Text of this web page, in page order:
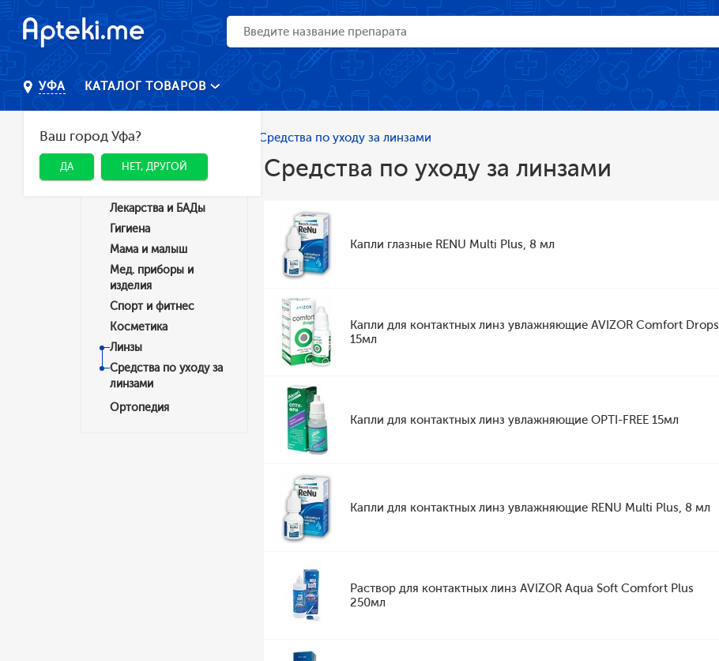
УФА
Ваш город Уфа?
ДА НЕТ, ДРУГОЙ
КАТАЛОГ ТОВАРОВ
Главная Каталог Средства по уходу за линзами
Категории
Лекарства и БАДы
Гигиена
Мама и малыш
Мед. приборы и
изделия
Спорт и фитнес
Косметика
Линзы
Средства по уходу за
линзами
Ортопедия
Средства по уходу за линзами
Капли глазные RENU Multi Plus, 8 мл
Капли для контактных линз увлажняющие AVIZOR Comfort Drops
15мл
Капли для контактных линз увлажняющие OPTI-FREE 15мл
Капли для контактных линз увлажняющие RENU Multi Plus, 8 мл
Раствор для контактных линз AVIZOR Aqua Soft Comfort Plus
250мл